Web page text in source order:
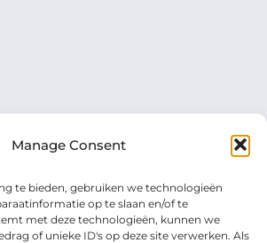
Manage Consent
te bieden, gebruiken we technologieën
op te slaan en/of te
met deze technologieën, kunnen we
of unieke ID's op deze site verwerken. Als